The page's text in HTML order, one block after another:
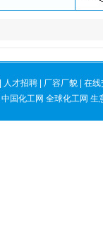
人才招聘 厂容厂貌
在线
中国化工网 全球化工网 生